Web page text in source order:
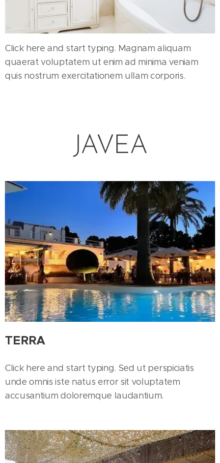
Click here and start typing. Magnam aliquam
quaerat voluptatem ut enim ad minima veniam
quis nostrum exercitationem ullam corporis.
JAVEA
TERRA
Click here and start typing. Sed ut perspiciatis
unde omnis iste natus error sit voluptatem
accusantium doloremque laudantium.